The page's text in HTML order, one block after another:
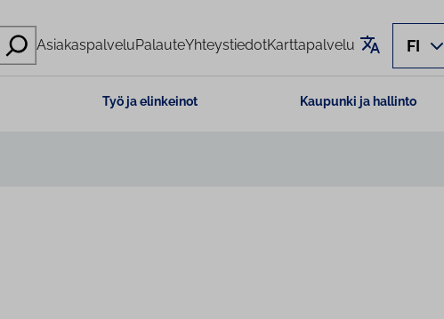
AsiakaspalveluPalauteYhteystiedotKarttapalvelu Käännä sivu
FI
Työ ja elinkeinot Kaupunki ja hallinto